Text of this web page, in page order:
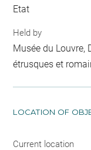
Etat
Held by
Musée du Louvre,
étrusques et
LOCATION OF
Current location